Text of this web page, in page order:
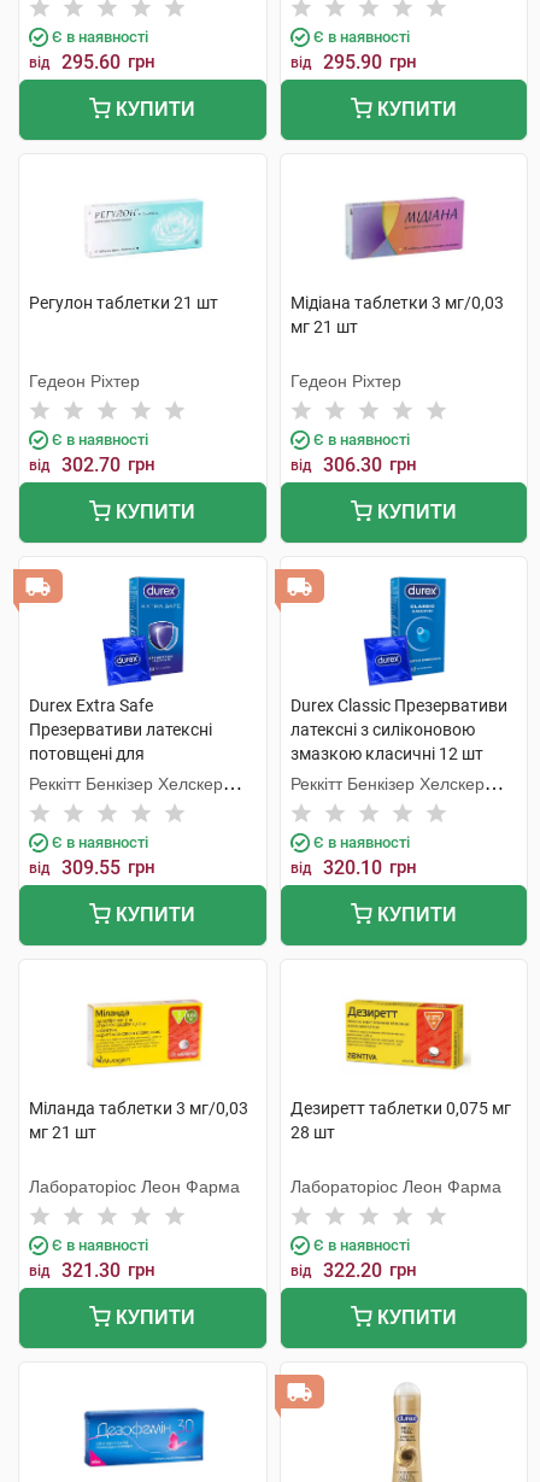
Є в наявності
від 295.60 грн
КУПИТИ
Є в наявності
від 295.90 грн
КУПИТИ
Регулон таблетки 21 шт
Гедеон Ріхтер
Є в наявності
від 302.70 грн
КУПИТИ
Мiдіана таблетки 3 мг/0,03
мг 21 шт
Гедеон Ріхтер
Є в наявності
від 306.30 грн
КУПИТИ
Durex Extra Safe
Презервативи латексні
потовщені для
максимальної надійністі 12
шт
Реккітт Бенкізер Хелскер
Мануфектурінг
Є в наявності
від 309.55 грн
КУПИТИ
Durex Classic Презервативи
латексні з силіконовою
змазкою класичні 12 шт
Реккітт Бенкізер Хелскер
Мануфектурінг
Є в наявності
від 320.10 грн
КУПИТИ
Міланда таблетки 3 мг/0,03
мг 21 шт
Лабораторіос Леон Фарма
Є в наявності
від 321.30 грн
КУПИТИ
Дезиретт таблетки 0,075 мг
28 шт
Лабораторіос Леон Фарма
Є в наявності
від 322.20 грн
КУПИТИ